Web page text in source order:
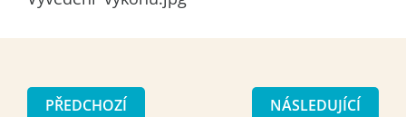
PŘEDCHOZÍ NÁSLEDUJÍCÍ